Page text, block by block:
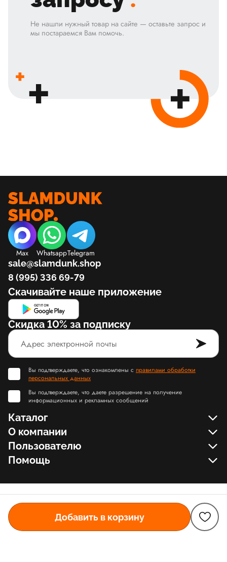
Добавить в корзину
Не нашли нужный товар на сайте — оставьте запрос и
мы постараемся Вам помочь.
Max WhatsappTelegram
sale@slamdunk.shop
8 (995) 336 69-79
Скачивайте наше приложение
Скидка 10% за подписку
Вы подтверждаете, что ознакомлены с правилами обработки
персональных данных
Вы подтверждаете, что даете разрешение на получение
информационных и рекламных сообщений
Каталог
О компании
Пользователю
Помощь
© Slamdunk.Shop, 2017-2026
Карта сайта Slamdunk